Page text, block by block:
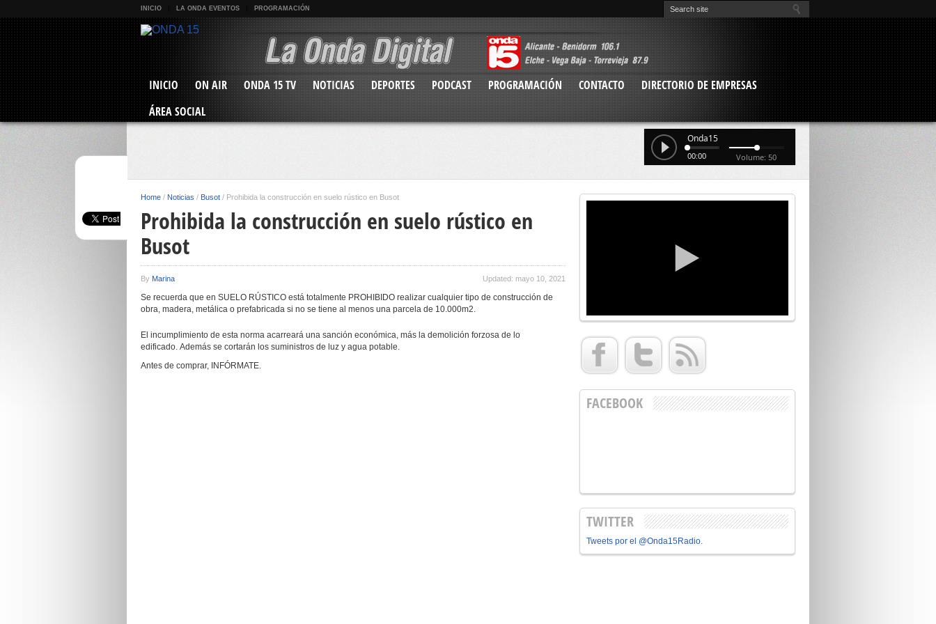
INICIO LA ONDA EVENTOS PROGRAMACIÓN
INICIO ON AIR ONDA 15 TV NOTICIAS DEPORTES PODCAST PROGRAMACIÓN CONTACTO
DIRECTORIO DE EMPRESAS
ÁREA SOCIAL
Onda15
00:00 Volume: 50
Home / Noticias / Busot / Prohibida la construcción en suelo rústico en Busot
Prohibida la construcción en suelo rústico en
Busot
By Marina Updated: mayo 10, 2021
Se recuerda que en SUELO RÚSTICO está totalmente PROHIBIDO realizar cualquier tipo de construcción de
obra, madera, metálica o prefabricada si no se tiene al menos una parcela de 10.000m2.
El incumplimiento de esta norma acarreará una sanción económica, más la demolición forzosa de lo
edificado. Además se cortarán los suministros de luz y agua potable.
Antes de comprar, INFÓRMATE.
FACEBOOK
TWITTER
Tweets por el @Onda15Radio.